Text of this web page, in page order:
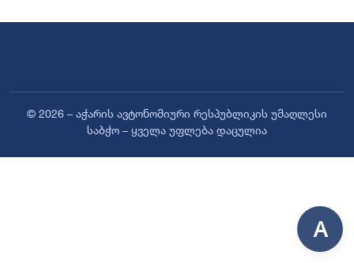
© 2026 – აჭარის ავტონომიური რესპუბლიკის უმაღლესი
საბჭო – ყველა უფლება დაცულია
A